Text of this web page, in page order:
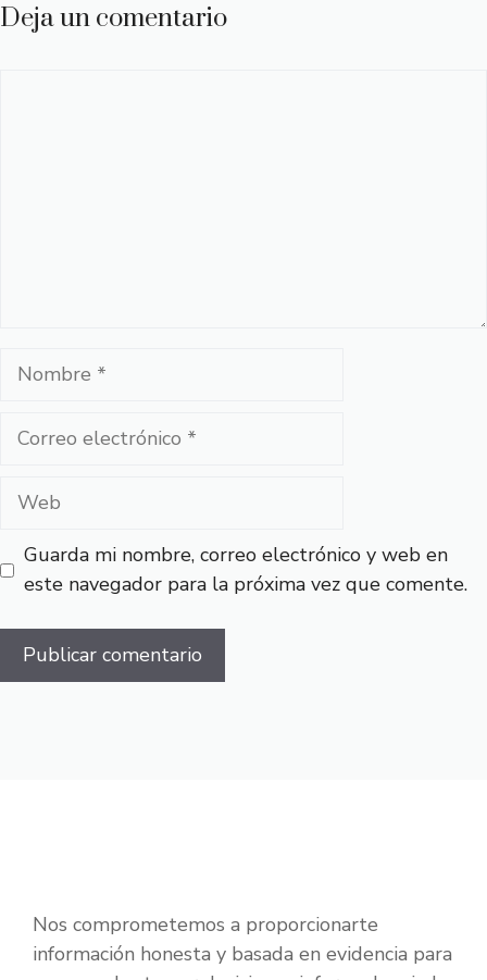
Deja un comentario
Nombre
Correo
Web
Guarda mi nombre, correo electrónico y web en
este navegador para la próxima vez que comente.
Nos comprometemos a proporcionarte
información honesta y basada en evidencia para